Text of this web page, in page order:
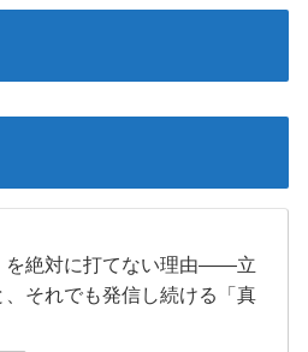
を絶対に打てない理由――立
それでも発信し続ける「真